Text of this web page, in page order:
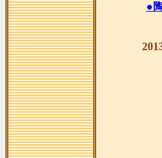
●